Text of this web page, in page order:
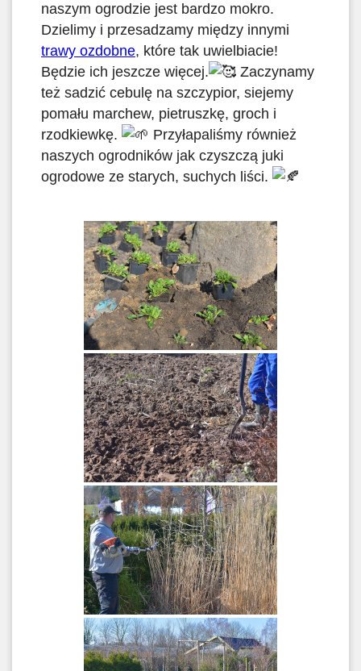
naszym ogrodzie jest bardzo mokro.
Dzielimy i przesadzamy między innymi
trawy ozdobne, które tak uwielbiacie!
Będzie ich jeszcze więcej.
Zaczynamy
też sadzić cebulę na szczypior, siejemy
pomału marchew, pietruszkę, groch i
rzodkiewkę.
Przyłapaliśmy również
naszych ogrodników jak czyszczą juki
ogrodowe ze starych, suchych liści.